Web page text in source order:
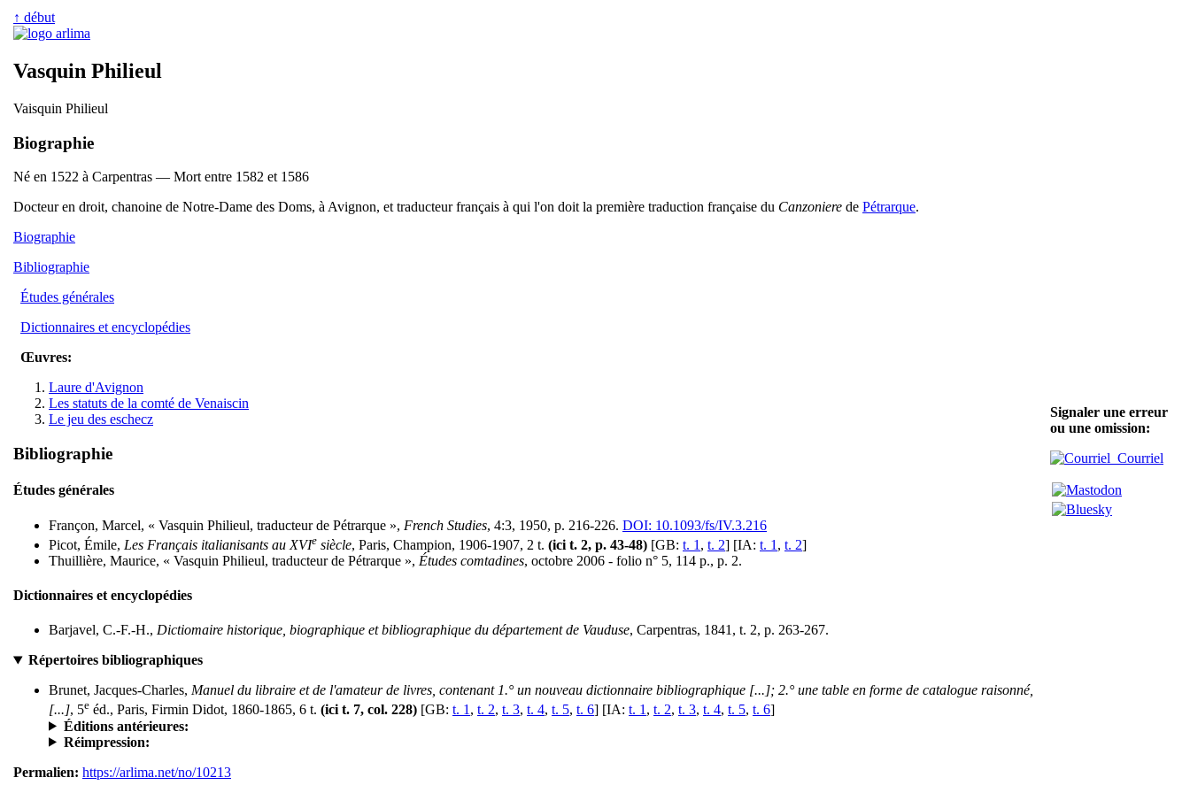
↑ début
Vasquin Philieul
Vaisquin Philieul
Biographie
Né en 1522 à Carpentras — Mort entre 1582 et 1586
Docteur en droit, chanoine de Notre-Dame des Doms, à Avignon, et traducteur français à qui l'on doit la première traduction française du Canzoniere de Pétrarque.
Biographie
Bibliographie
Études générales
Dictionnaires et encyclopédies
Œuvres:
Laure d'Avignon
Les statuts de la comté de Venaiscin
Le jeu des eschecz
Bibliographie
Études générales
Françon, Marcel, « Vasquin Philieul, traducteur de Pétrarque », French Studies, 4:3, 1950, p. 216-226. DOI: 10.1093/fs/IV.3.216
Picot, Émile, Les Français italianisants au XVIe siècle, Paris, Champion, 1906-1907, 2 t. (ici t. 2, p. 43-48) [GB: t. 1 , t. 2] [IA: t. 1 , t. 2]
Thuillière, Maurice, « Vasquin Philieul, traducteur de Pétrarque », Études comtadines, octobre 2006 - folio n° 5, 114 p., p. 2.
Dictionnaires et encyclopédies
Barjavel, C.-F.-H., Dictiomaire historique, biographique et bibliographique du département de Vauduse, Carpentras, 1841, t. 2, p. 263-267.
Répertoires bibliographiques
Brunet, Jacques-Charles, Manuel du libraire et de l'amateur de livres, contenant 1.° un nouveau dictionnaire bibliographique [...]; 2.° une table en forme de catalogue raisonné,
[...], 5e éd., Paris, Firmin Didot, 1860-1865, 6 t. (ici t. 7, col. 228) [GB: t. 1, t. 2, t. 3, t. 4, t. 5, t. 6] [IA: t. 1, t. 2, t. 3, t. 4, t. 5, t. 6]
Éditions antérieures:
Réimpression:
Permalien: https://arlima.net/no/10213
Signaler une erreur
ou une omission:
Courriel